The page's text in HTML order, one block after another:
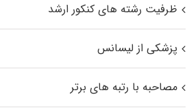
ظرفیت رشته های کنکور ارشد
پزشکی از لیسانس
مصاحبه با رتبه های برتر